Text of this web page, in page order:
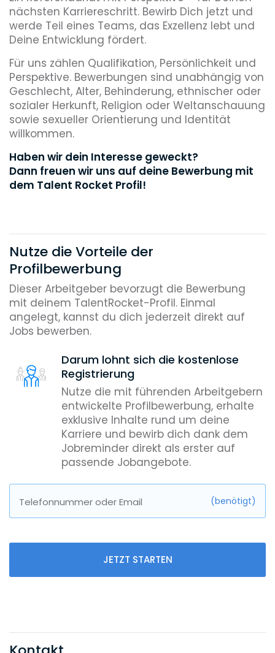
nächsten Karriereschritt. Bewirb Dich jetzt und
werde Teil eines Teams, das Exzellenz lebt und
Deine Entwicklung fördert.
Für uns zählen Qualifikation, Persönlichkeit und
Perspektive. Bewerbungen sind unabhängig von
Geschlecht, Alter, Behinderung, ethnischer oder
sozialer Herkunft, Religion oder Weltanschauung
sowie sexueller Orientierung und Identität
willkommen.
Haben wir dein Interesse geweckt?
Dann freuen wir uns auf deine Bewerbung mit
dem Talent Rocket Profil!
Nutze die Vorteile der
Profilbewerbung
Dieser Arbeitgeber bevorzugt die Bewerbung
mit deinem TalentRocket-Profil. Einmal
angelegt, kannst du dich jederzeit direkt auf
Jobs bewerben.
Darum lohnt sich die kostenlose
Registrierung
Nutze die mit führenden Arbeitgebern
entwickelte Profilbewerbung, erhalte
exklusive Inhalte rund um deine
Karriere und bewirb dich dank dem
Jobreminder direkt als erster auf
passende Jobangebote.
Telefonnummer oder Email (benötigt)
JETZT STARTEN